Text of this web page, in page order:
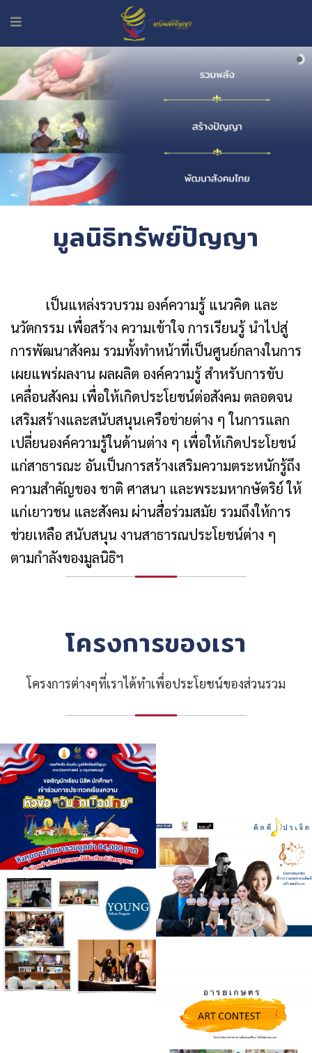
มูลนิธิทรัพย์ปัญญา
เป็นแหล่งรวบรวม องค์ความรู้ แนวคิด และ
นวัตกรรม เพื่อสร้าง ความเข้าใจ การเรียนรู้ นำไปสู่
การพัฒนาสังคม รวมทั้งทำหน้าที่เป็นศูนย์กลางในการ
เผยแพร่ผลงาน ผลผลิต องค์ความรู้ สำหรับการขับ
เคลื่อนสังคม เพื่อให้เกิดประโยชน์ต่อสังคม ตลอดจน
เสริมสร้างและสนับสนุนเครือข่ายต่าง ๆ ในการแลก
เปลี่ยนองค์ความรู้ในด้านต่าง ๆ เพื่อให้เกิดประโยชน์
แก่สาธารณะ อันเป็นการสร้างเสริมความตระหนักรู้ถึง
ความสำคัญของ ชาติ ศาสนา และพระมหากษัตริย์ ให้
แก่เยาวชน และสังคม ผ่านสื่อร่วมสมัย รวมถึงให้การ
ช่วยเหลือ สนับสนุน งานสาธารณประโยชน์ต่าง ๆ
ตามกำลังของมูลนิธิฯ
โครงการของเรา
โครงการต่างๆที่เราได้ทำเพื่อประโยชน์ของส่วนรวม
โครงการประกวดเรียงความ
บ้านฉันมีดี
โครงการประกวดเรียงความคนดี
ของฉัน
คิดดี โปรเจค
Youth Debate Program
Student Leader Camp
เราคนไทยไม่สร้างขยะ